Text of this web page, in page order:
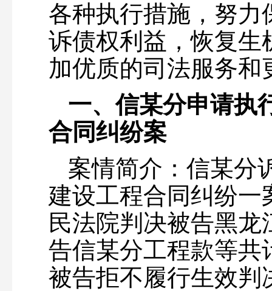
各种执行措施，努力
诉债权利益，恢复生
加优质的司法服务
一、信某分申请执
合同纠纷案
案情简介：信某分
建设工程合同纠纷
民法院判决被告黑
告信某分工程款等共
被告拒不履行生效判